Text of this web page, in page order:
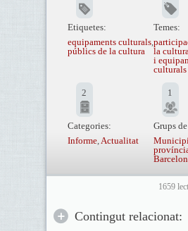
Etiquetes:
equipaments culturals,
públics de la cultura
Temes:
la
i
culturals
2
Categories:
Informe,Actualitat
1
Grups
1659
Contingut relacionat: